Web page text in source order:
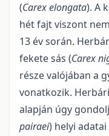
(Carex elongata). A
hét fajt viszont
13 év során.
fekete sás (Carex
része valójában a
vonatkozik.
alapján úgy
pairaei) helyi